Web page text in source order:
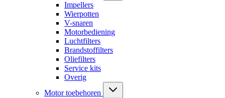
Impellers
Wierpotten
V-snaren
Motorbediening
Luchtfilters
Brandstoffilters
Oliefilters
Service kits
Overig
Motor toebehoren